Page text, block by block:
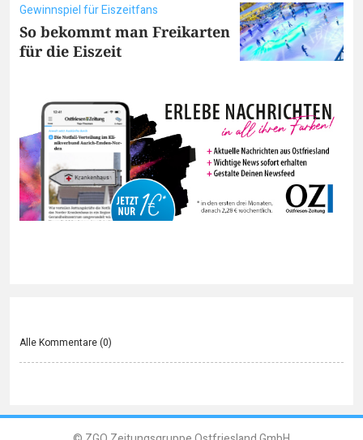
Gewinnspiel für Eiszeitfans
So bekommt man Freikarten
für die Eiszeit
Alle Kommentare (0)